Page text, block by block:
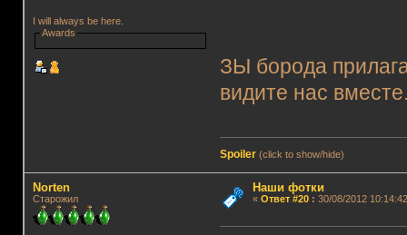
I will always be here.
Awards
ЗЫ борода
видите нас
Spoiler (click to show/hide)
Norten
Старожил
Наши фотки
« Ответ #20: 30/08/2012